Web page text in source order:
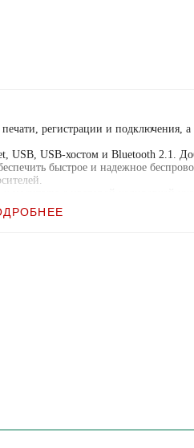
регистрации и
USB-хостом и Bluetooth 2.1.
быстрое и надежное
в условиях ограниченного